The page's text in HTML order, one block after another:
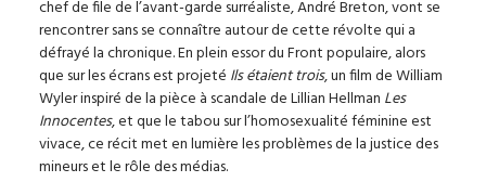
chef de file de l’avant-garde surréaliste, André Breton, vont se
rencontrer sans se connaître autour de cette révolte qui a
défrayé la chronique. En plein essor du Front populaire, alors
que sur les écrans est projeté Ils étaient trois, un film de William
Wyler inspiré de la pièce à scandale de Lillian Hellman Les
Innocentes, et que le tabou sur l’homosexualité féminine est
vivace, ce récit met en lumière les problèmes de la justice des
mineurs et le rôle des médias.